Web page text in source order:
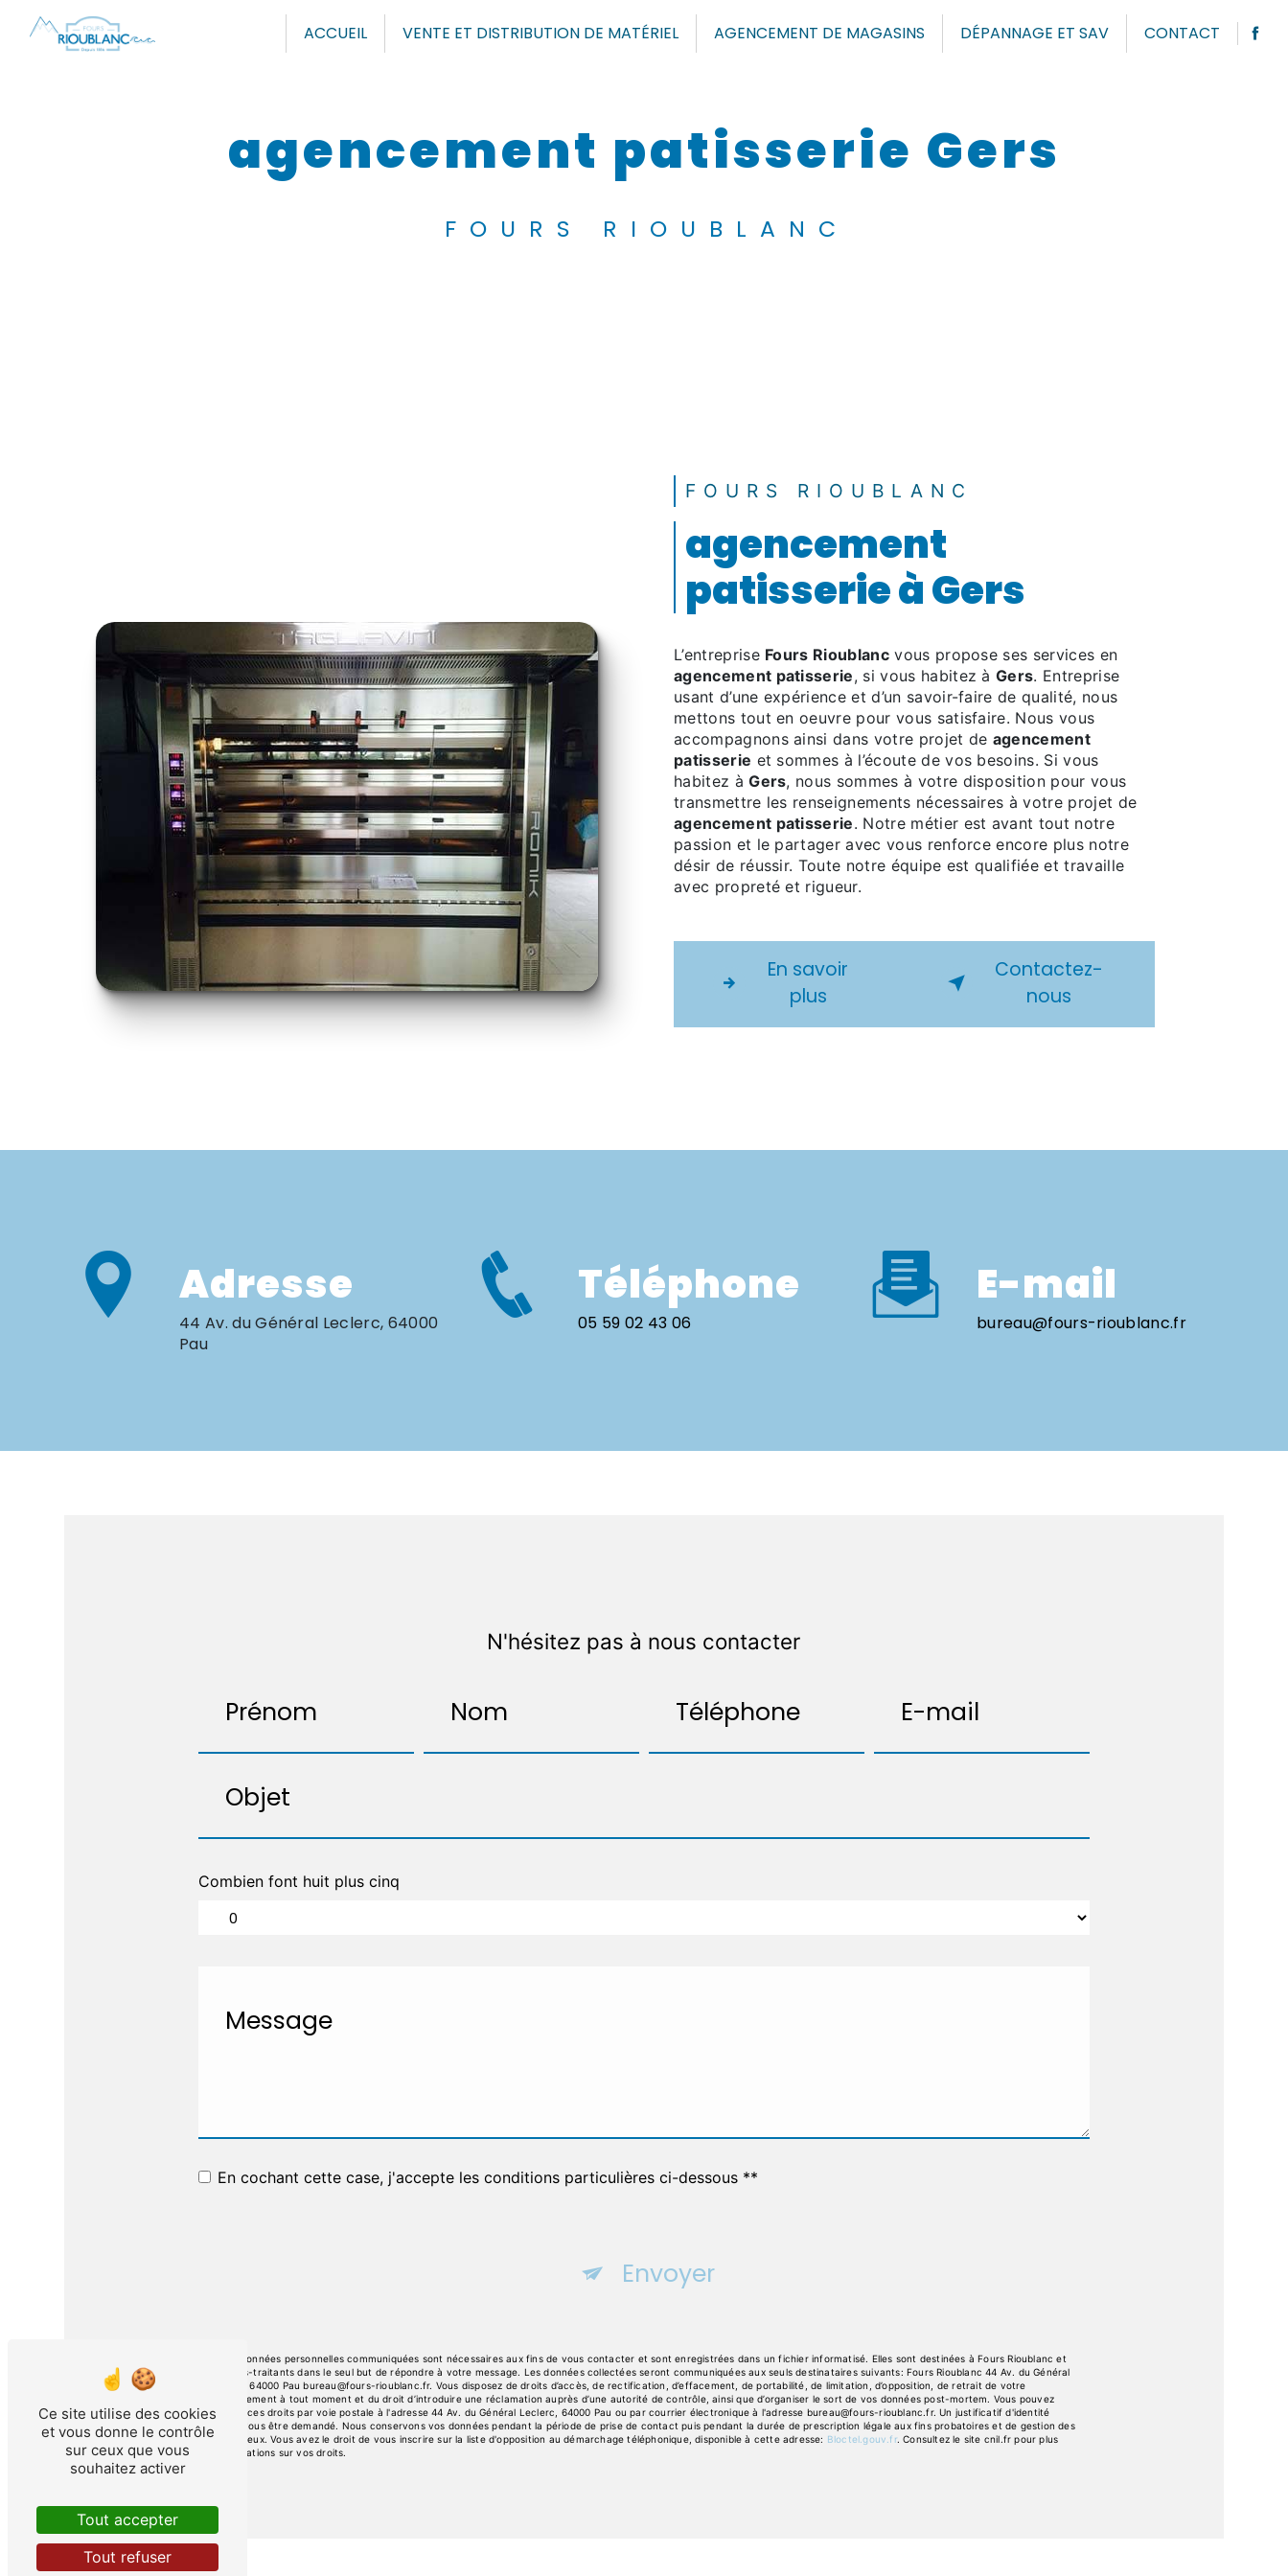
ACCUEIL VENTE ET DISTRIBUTION DE MATÉRIEL AGENCEMENT DE MAGASINS DÉPANNAGE ET SAV CONTACT
agencement patisserie Gers
FOURS RIOUBLANC
FOURS RIOUBLANC
agencement
patisserie à Gers
L’entreprise Fours Rioublancvous propose ses services en
agencement patisserie, si vous habitez àGers. Entreprise
usant d’une expérience et d’un savoir-faire de qualité, nous
mettons tout en oeuvre pour vous satisfaire. Nous vous
accompagnons ainsi dans votre projet de agencement
patisserie et sommes à l’écoute de vos besoins. Si vous
habitez àGers, nous sommes à votre disposition pour vous
transmettre les renseignements nécessaires à votre projet de
agencement patisserie. Notre métier est avant tout notre
passion et le partager avec vous renforce encore plus notre
désir de réussir. Toute notre équipe est qualifiée et travaille
avec propreté et rigueur.
En savoir
plus
Contactez-
nous
Adresse
44 Av. du Général Leclerc, 64000
Pau
Téléphone
05 59 02 43 06
E-mail
bureau@fours-rioublanc.fr
N'hésitez pas à nous contacter
Combien font huit plus cinq
En cochant cette case, j'accepte les conditions particulières ci-dessous **
Envoyer
** Les données personnelles communiquées sont nécessaires aux fins de vous contacter et sont enregistrées dans un fichier informatisé. Elles sont destinées à Fours Rioublanc et
ses sous-traitants dans le seul but de répondre à votre message. Les données collectées seront communiquées aux seuls destinataires suivants: Fours Rioublanc 44 Av. du Général
Leclerc, 64000 Pau bureau@fours-rioublanc.fr. Vous disposez de droits d’accès, de rectification, d’effacement, de portabilité, de limitation, d’opposition, de retrait de votre
consentement à tout moment et du droit d’introduire une réclamation auprès d’une autorité de contrôle, ainsi que d’organiser le sort de vos données post-mortem. Vous pouvez
exercer ces droits par voie postale à l'adresse 44 Av. du Général Leclerc, 64000 Pau ou par courrier électronique à l'adresse bureau@fours-rioublanc.fr. Un justificatif d'identité
pourra vous être demandé. Nous conservons vos données pendant la période de prise de contact puis pendant la durée de prescription légale aux fins probatoires et de gestion des
contentieux. Vous avez le droit de vous inscrire sur la liste d'opposition au démarchage téléphonique, disponible à cette adresse: Bloctel.gouv.fr. Consultez le site cnil.fr pour plus
d’informations sur vos droits.
Panneau de gestion des cookies
Ce site utilise des cookies
et vous donne le contrôle
sur ceux que vous
souhaitez activer
Tout accepter
Tout refuser